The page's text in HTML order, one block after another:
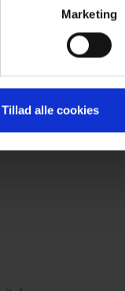
Marketing
Tillad alle cookies